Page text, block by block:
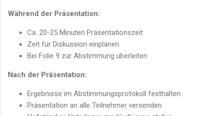
Während der Präsentation:
Ca. 20-25 Minuten Präsentationszeit
Zeit für Diskussion einplanen
Bei Folie 9 zur Abstimmung überleiten
Nach der Präsentation:
Ergebnisse im Abstimmungsprotokoll festhalten
Präsentation an alle Teilnehmer versenden